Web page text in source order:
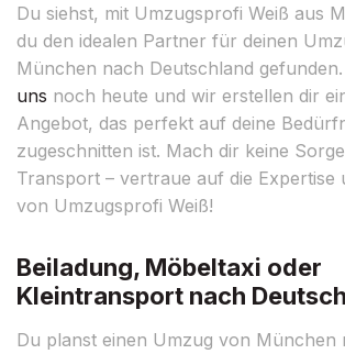
Du siehst, mit Umzugsprofi Weiß aus
du den idealen Partner für deinen
München nach Deutschland gefunden.
uns noch heute und wir erstellen dir
Angebot, das perfekt auf deine
zugeschnitten ist. Mach dir keine
Transport – vertraue auf die Expertise
von Umzugsprofi Weiß!
Beiladung, Möbeltaxi oder
Kleintransport nach
Du planst einen Umzug von München